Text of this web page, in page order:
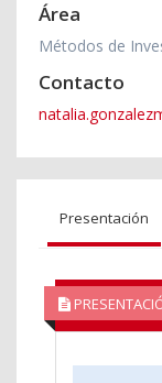
Área
Métodos de
Contacto
Presentación